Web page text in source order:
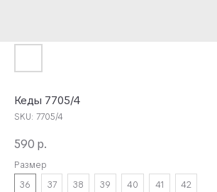
Кеды 7705/4
SKU: 7705/4
590 р.
Размер
36
37 38 39 40 41 42